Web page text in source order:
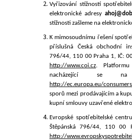
Vyřizovánístížností
elektronické adresy
stížnosti zašleme na
K mimosoudnímu řešení
příslušná Česká obchodní
796/44, 110 00 Praha 1, IČ:
http://www.coi.cz.
nacházející se na
http://ec.europa.eu/
sporů mezi prodávajícím a
kupní smlouvy uzavřené
Evropské spotřebitelské
Štěpánská 796/44, 110 00
http://